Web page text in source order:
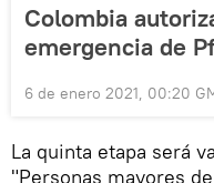
Colombia
emergencia de
6 de enero 2021, 00:20
La quinta etapa será
"Personas mayores